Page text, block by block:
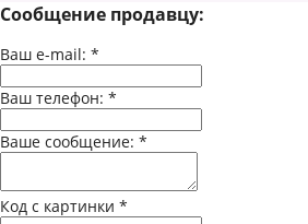
Сообщение продавцу:
Ваш e-mail: *
Ваш телефон: *
Ваше сообщение: *
Код с картинки *